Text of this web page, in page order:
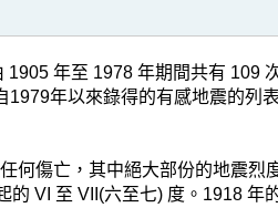
年至 1978 年期間共有
年以來錄得的有感地震的列
何傷亡，其中絕大部份的地震烈
的 VI 至 VII(六至七) 度。1918